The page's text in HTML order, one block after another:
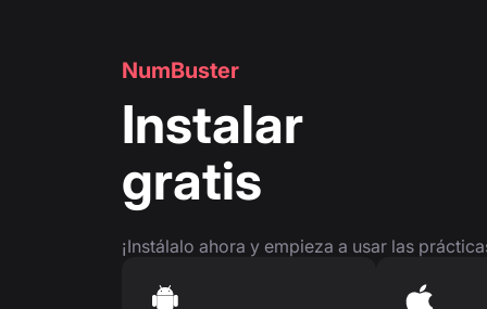
NumBuster
Instalar
gratis
¡Instálalo ahora y empieza a usar las